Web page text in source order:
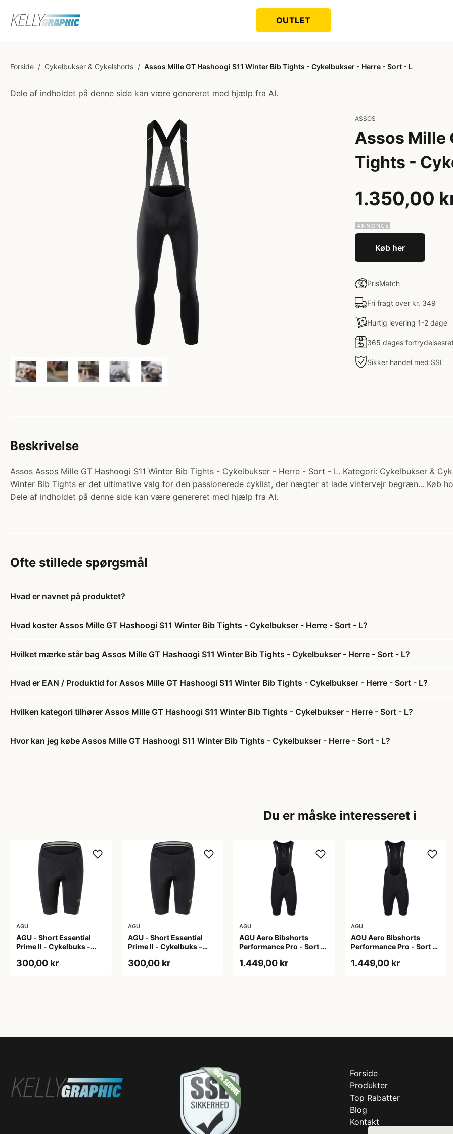
OUTLET
Forside / Cykelbukser & Cykelshorts / Assos Mille GT Hashoogi S11 Winter Bib Tights - Cykelbukser - Herre - Sort - L
Dele af indholdet på denne side kan være genereret med hjælp fra AI.
ASSOS
Assos Mille
Tights -
1.350,00
Køb her
PrisMatch
Fri fragt over kr. 349
Hurtig levering 1-2 dage
365 dages
Sikker handel med SSL
Beskrivelse
Assos Assos Mille GT Hashoogi S11 Winter Bib Tights - Cykelbukser - Herre - Sort - L. Kategori: Cykelbukser &
Winter Bib Tights er det ultimative valg for den passionerede cyklist, der nægter at lade vintervejr begræn... Køb
Dele af indholdet på denne side kan være genereret med hjælp fra AI.
Ofte stillede spørgsmål
Hvad er navnet på produktet?
Hvad koster Assos Mille GT Hashoogi S11 Winter Bib Tights - Cykelbukser - Herre - Sort - L?
Hvilket mærke står bag Assos Mille GT Hashoogi S11 Winter Bib Tights - Cykelbukser - Herre - Sort - L?
Hvad er EAN / Produktid for Assos Mille GT Hashoogi S11 Winter Bib Tights - Cykelbukser - Herre - Sort - L?
Hvilken kategori tilhører Assos Mille GT Hashoogi S11 Winter Bib Tights - Cykelbukser - Herre - Sort - L?
Hvor kan jeg købe Assos Mille GT Hashoogi S11 Winter Bib Tights - Cykelbukser - Herre - Sort - L?
Du er måske interesseret i
AGU
AGU - Short Essential
Prime II - Cykelbuks -
300,00 kr
AGU
AGU - Short Essential
Prime II - Cykelbuks -
300,00 kr
AGU
AGU Aero Bibshorts
Performance Pro - Sort -
1.449,00 kr
AGU
AGU Aero Bibshorts
Performance Pro - Sort -
1.449,00 kr
Forside
Produkter
Top Rabatter
Blog
Kontakt